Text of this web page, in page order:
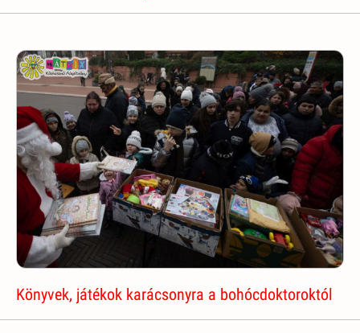
Könyvek, játékok karácsonyra a bohócdoktoroktól